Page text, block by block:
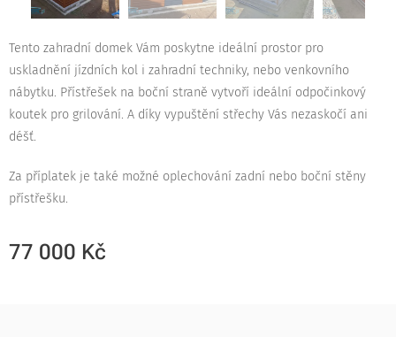
Tento zahradní domek Vám poskytne ideální prostor pro
uskladnění jízdních kol i zahradní techniky, nebo venkovního
nábytku. Přístřešek na boční straně vytvoří ideální odpočinkový
koutek pro grilování. A díky vypuštění střechy Vás nezaskočí ani
déšť.
Za příplatek je také možné oplechování zadní nebo boční stěny
přístřešku.
77 000 Kč